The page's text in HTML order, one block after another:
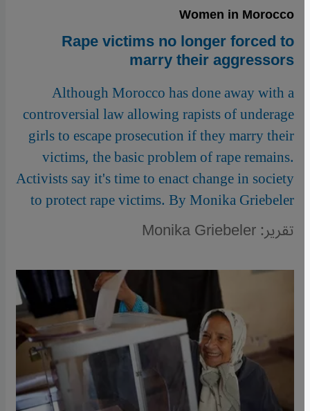
Women in Morocco
Rape victims no longer forced to
marry their aggressors
Although Morocco has done away with a
controversial law allowing rapists of underage
girls to escape prosecution if they marry their
victims, the basic problem of rape remains.
Activists say it's time to enact change in society
to protect rape victims. By Monika Griebeler
تقرير: Monika Griebeler